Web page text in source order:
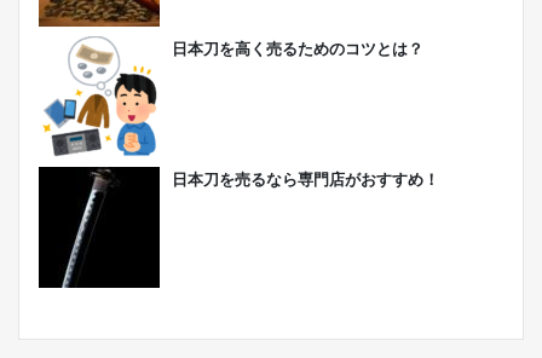
日本刀を高く売るためのコツとは？
日本刀を売るなら専門店がおすすめ！